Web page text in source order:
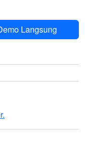
Langsung